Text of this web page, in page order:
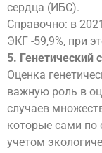
сердца (ИБС).
Справочно: в
ЭКГ -59,9%, при
5. Генетический
Оценка
важную роль в
случаев
которые сами по
учетом